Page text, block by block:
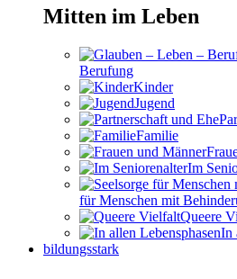
Mitten im Leben
Berufung
Kinder
Jugend
Familie
Im
für Menschen mit
Queere
In
bildungsstark